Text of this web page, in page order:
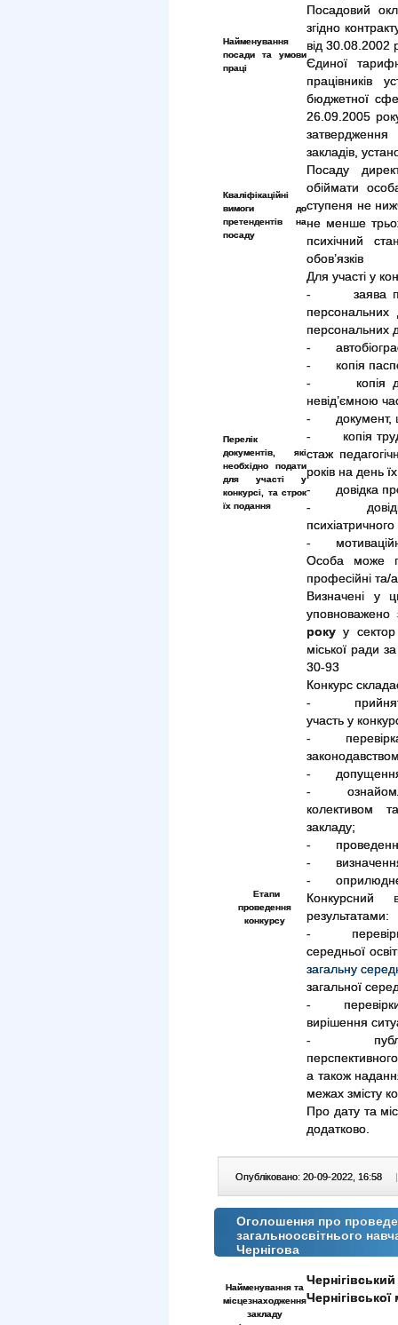
Найменування
посади та умови
праці
Посадовий
згідно
від 30.08.2002
Єдиної
працівників
бюджетної
26.09.2005
затвердження
закладів,
Кваліфікаційні
вимоги до
претендентів на
посаду
Посаду
обіймати
ступеня не
не менше трьох
психічний
обов’язків
Перелік
документів, які
необхідно подати
для участі у
конкурсі, та строк
їх подання
Для участі у
- заява про
персональних
-
- копія
- копія
невід’ємною
- документ,
- копія
стаж
років на день
- довідка про
- довідка
-
Особа може
професійні та/
Визначені у
уповноважено
року у сектор
міської ради
30-93
Етапи
проведення
конкурсу
Конкурс
- прийняття
участь у
- перевірка
- допущення
-
колективом
закладу;
- проведення
- визначення
-
Конкурсний
результатами:
- перевірки
середньої
загальну
загальної
- перевірки
вирішення
- публічної
а також
межах змісту
Про дату та
додатково.
Опубліковано: 20-09-2022, 16:58 |
Оголошення про
загальноосвітнього
Чернігова
Найменування та
місцезнаходження
закладу
Чернігівської